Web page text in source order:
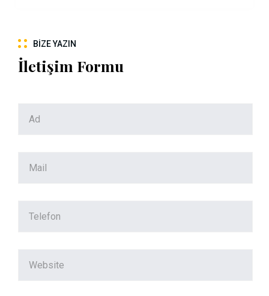
BIZE YAZIN
İletişim Formu